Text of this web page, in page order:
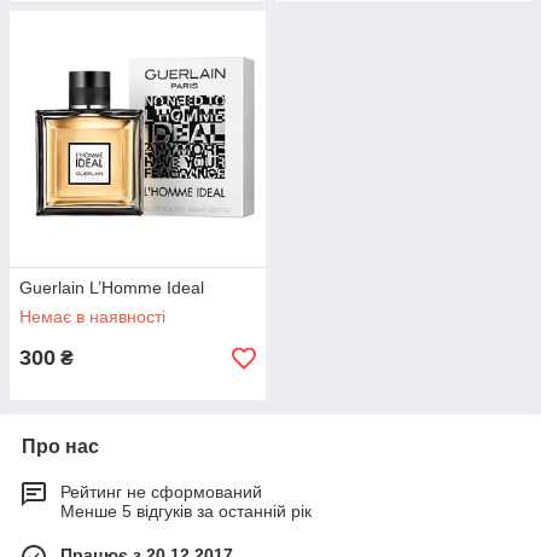
Guerlain L’Homme Ideal
Немає в наявності
300 ₴
Про нас
Рейтинг не сформований
Менше 5 відгуків за останній рік